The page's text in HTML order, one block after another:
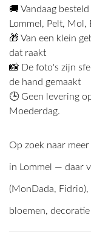
🚚 Vandaag
Lommel, Pelt,
🎁 Van een klein
dat raakt
📸 De foto's zijn
de hand gemaakt
🕒 Geen levering
Moederdag.
Op zoek naar
in Lommel — daar
(MonDada, Fidrio),
bloemen,